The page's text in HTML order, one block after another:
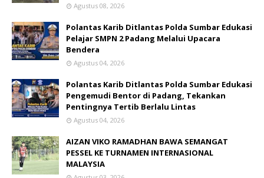
Agustus 08, 2026
Polantas Karib Ditlantas Polda Sumbar Edukasi
Pelajar SMPN 2 Padang Melalui Upacara
Bendera
Agustus 04, 2026
Polantas Karib Ditlantas Polda Sumbar Edukasi
Pengemudi Bentor di Padang, Tekankan
Pentingnya Tertib Berlalu Lintas
Agustus 04, 2026
AIZAN VIKO RAMADHAN BAWA SEMANGAT
PESSEL KE TURNAMEN INTERNASIONAL
MALAYSIA